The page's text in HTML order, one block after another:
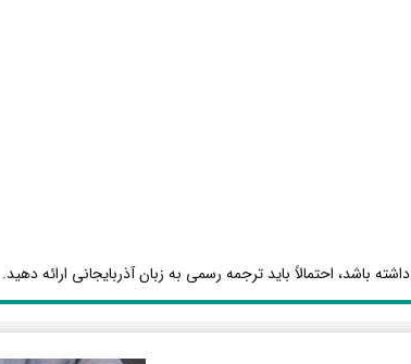
باشد، احتمالاً باید ترجمه رسمی به زبان آذربایجانی ارائه دهید.